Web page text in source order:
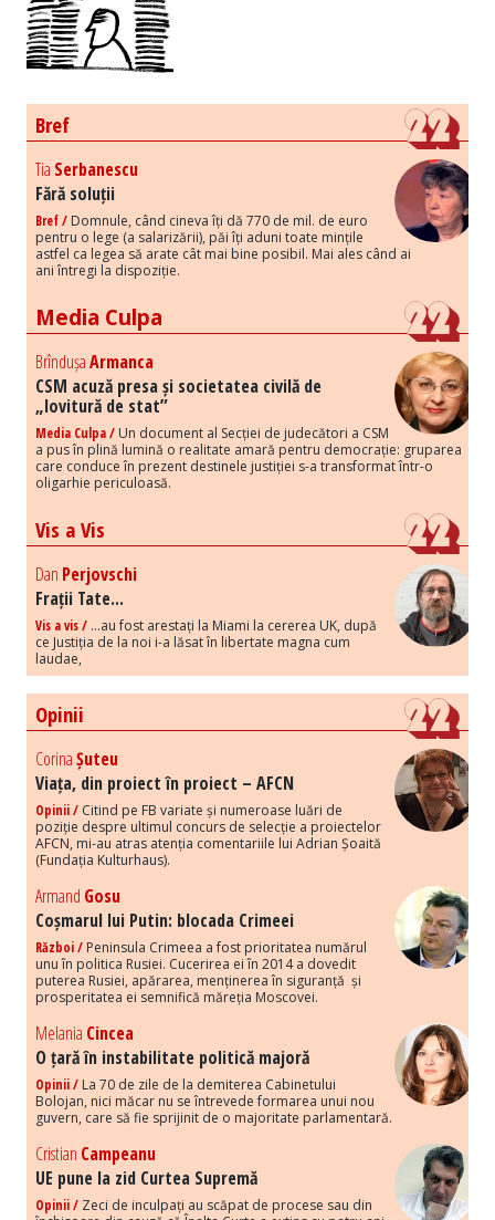
Bref
Tia Serbanescu
Fără soluții
Bref / Domnule, când cineva îți dă 770 de mil. de euro
pentru o lege (a salarizării), păi îți aduni toate mințile
astfel ca legea să arate cât mai bine posibil. Mai ales când ai
ani întregi la dispoziție.
Media Culpa
BrîndușaArmanca
CSM acuză presa și societatea civilă de
„lovitură de stat”
Media Culpa / Un document al Secției de judecători a CSM
a pus în plină lumină o realitate amară pentru democrație: gruparea
care conduce în prezent destinele justiției s-a transformat într-o
oligarhie periculoasă.
Vis a Vis
Dan Perjovschi
Frații Tate...
Vis a vis / ...au fost arestați la Miami la cererea UK, după
ce Justiția de la noi i-a lăsat în libertate magna cum
laudae,
Opinii
CorinaȘuteu
Viața, din proiect în proiect – AFCN
Opinii / Citind pe FB variate și numeroase luări de
poziție despre ultimul concurs de selecție a proiectelor
AFCN, mi-au atras atenția comentariile lui Adrian Șoaită
(Fundația Kulturhaus).
Armand Gosu
Coșmarul lui Putin: blocada Crimeei
Război / Peninsula Crimeea a fost prioritatea numărul
unu în politica Rusiei. Cucerirea ei în 2014 a dovedit
puterea Rusiei, apărarea, menținerea în siguranță și
prosperitatea ei semnifică măreția Moscovei.
Melania Cincea
O țară în instabilitate politică majoră
Opinii / La 70 de zile de la demiterea Cabinetului
Bolojan, nici măcar nu se întrevede formarea unui nou
guvern, care să fie sprijinit de o majoritate parlamentară.
Cristian Campeanu
UE pune la zid Curtea Supremă
Opinii / Zeci de inculpați au scăpat de procese sau din